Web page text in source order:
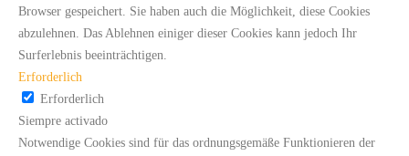
Browser gespeichert. Sie haben auch die Möglichkeit, diese Cookies
abzulehnen. Das Ablehnen einiger dieser Cookies kann jedoch Ihr
Surferlebnis beeinträchtigen.
Erforderlich
Erforderlich
Siempre activado
Notwendige Cookies sind für das ordnungsgemäße Funktionieren der